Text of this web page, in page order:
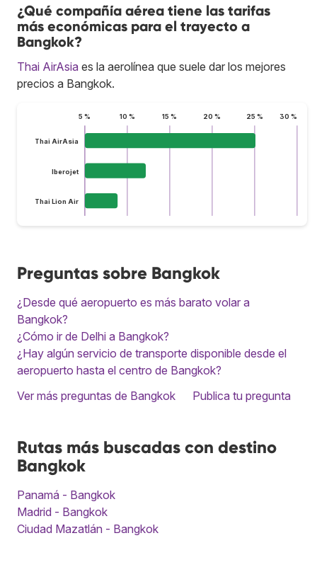
¿Qué compañía aérea tiene las tarifas
más económicas para el trayecto a
Bangkok?
Thai AirAsia es la aerolínea que suele dar los mejores
precios a Bangkok.
5 % 10 % 15 % 20 % 25 % 30 %
Thai AirAsia
Iberojet
Thai Lion Air
Preguntas sobre Bangkok
¿Desde qué aeropuerto es más barato volar a
Bangkok?
¿Cómo ir de Delhi a Bangkok?
¿Hay algún servicio de transporte disponible desde el
aeropuerto hasta el centro de Bangkok?
Ver más preguntas de Bangkok
Publica tu pregunta
Rutas más buscadas con destino
Bangkok
Panamá - Bangkok
Madrid - Bangkok
Ciudad Mazatlán - Bangkok